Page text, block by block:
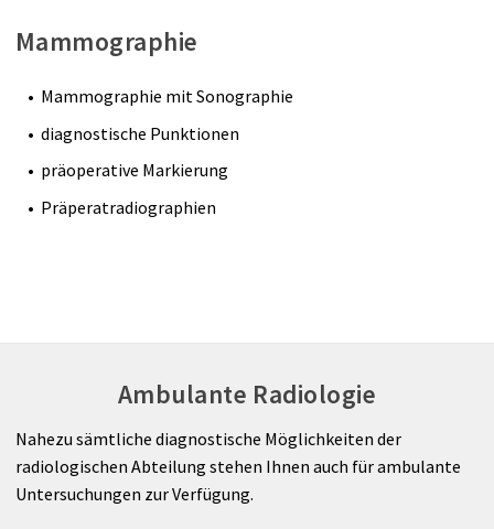
Mammographie
Mammographie mit Sonographie
diagnostische Punktionen
präoperative Markierung
Präperatradiographien
Ambulante Radiologie
Nahezu sämtliche diagnostische Möglichkeiten der
radiologischen Abteilung stehen Ihnen auch für ambulante
Untersuchungen zur Verfügung.